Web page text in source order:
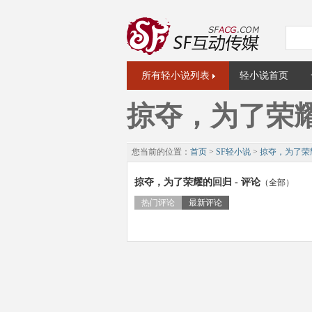
所有轻小说列表
轻小说首页
掠夺，为了荣
您当前的位置： 首页 > SF轻小说 > 掠夺，为了荣
掠夺，为了荣耀的回归 - 评论 （全部）
热门评论 最新评论